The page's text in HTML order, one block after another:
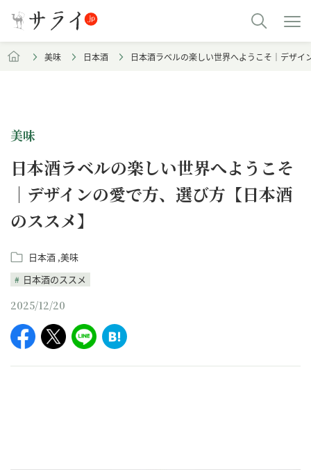
美味 日本酒 日本酒ラベルの楽しい世界へようこそ｜デザ
美味
日本酒ラベルの楽しい世界へようこそ
｜デザインの愛で方、選び方【日本酒
のススメ】
日本酒 美味
日本酒のススメ
2025/12/20